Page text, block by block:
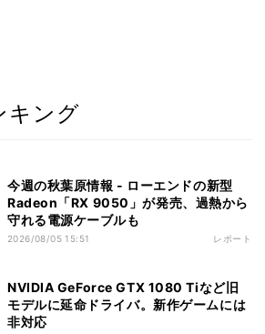
キング
今週の秋葉原情報 - ローエンドの新型
Radeon「RX 9050」が発売、過熱から
守れる電源ケーブルも
2026/08/05 15:51 レポート
NVIDIA GeForce GTX 1080 Tiなど旧
モデルに延命ドライバ。新作ゲームには
非対応